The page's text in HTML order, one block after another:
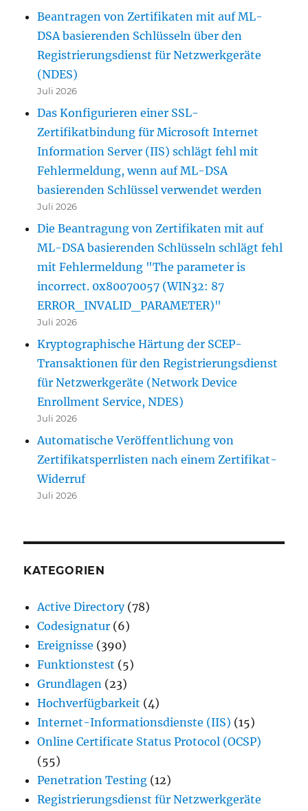
Beantragen von Zertifikaten mit auf ML-
DSA basierenden Schlüsseln über den
Registrierungsdienst für Netzwerkgeräte
(NDES)
Juli 2026
Das Konfigurieren einer SSL-
Zertifikatbindung für Microsoft Internet
Information Server (IIS) schlägt fehl mit
Fehlermeldung, wenn auf ML-DSA
basierenden Schlüssel verwendet werden
Juli 2026
Die Beantragung von Zertifikaten mit auf
ML-DSA basierenden Schlüsseln schlägt fehl
mit Fehlermeldung "The parameter is
incorrect. 0x80070057 (WIN32: 87
ERROR_INVALID_PARAMETER)"
Juli 2026
Kryptographische Härtung der SCEP-
Transaktionen für den Registrierungsdienst
für Netzwerkgeräte (Network Device
Enrollment Service, NDES)
Juli 2026
Automatische Veröffentlichung von
Zertifikatsperrlisten nach einem Zertifikat-
Widerruf
Juli 2026
KATEGORIEN
Active Directory(78)
Codesignatur (6)
Ereignisse (390)
Funktionstest (5)
Grundlagen (23)
Hochverfügbarkeit (4)
Internet-Informationsdienste (IIS) (15)
Online Certificate Status Protocol (OCSP)
(55)
Penetration Testing (12)
Registrierungsdienst für Netzwerkgeräte